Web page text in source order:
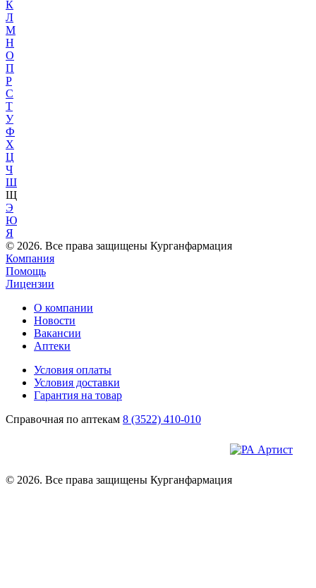
К
Л
М
Н
О
П
Р
С
Т
У
Ф
Х
Ц
Ч
Ш
Щ
Э
Ю
Я
© 2026. Все права защищены Курганфармация
Компания
Помощь
Лицензии
О компании
Новости
Вакансии
Аптеки
Условия оплаты
Условия доставки
Гарантия на товар
Справочная по аптекам 8 (3522) 410-010
© 2026. Все права защищены Курганфармация